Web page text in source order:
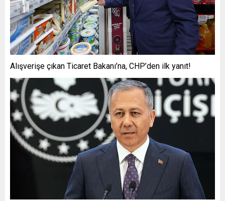
Alışverişe çıkan Ticaret Bakanı’na, CHP’den ilk yanıt!